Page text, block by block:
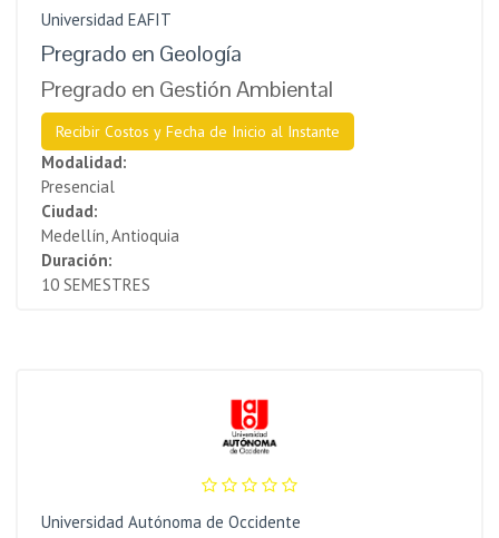
Universidad EAFIT
Pregrado en Geología
Pregrado en Gestión Ambiental
Recibir Costos y Fecha de Inicio al Instante
Modalidad:
Presencial
Ciudad:
Medellín, Antioquia
Duración:
10 SEMESTRES
Universidad Autónoma de Occidente